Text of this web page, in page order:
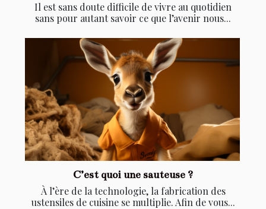
Il est sans doute difficile de vivre au quotidien
sans pour autant savoir ce que l’avenir nous...
C’est quoi une sauteuse ?
À l’ère de la technologie, la fabrication des
ustensiles de cuisine se multiplie. Afin de vous...